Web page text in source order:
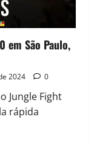
em São Paulo,
2024 0
Jungle Fight
rápida